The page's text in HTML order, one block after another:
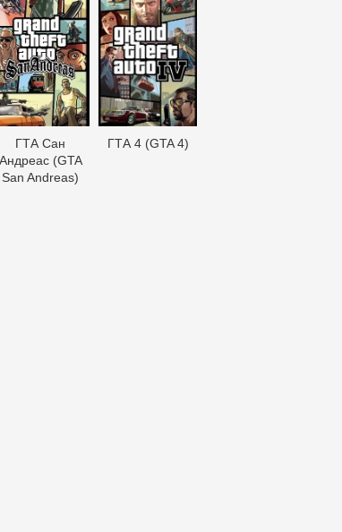
ГТА Сан
Андреас (GTA
San Andreas)
ГТА 4 (GTA 4)